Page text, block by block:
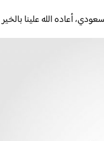
أعاده الله علينا بالخير